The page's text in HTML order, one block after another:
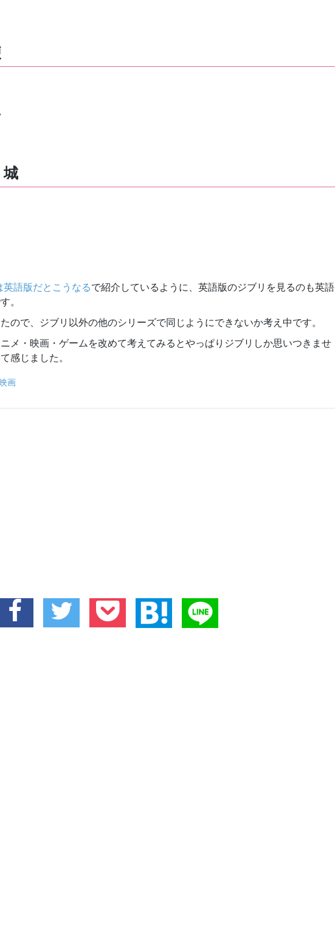
城
語版だとこうなるで紹介しているように、英語版のジブリを見るのも英語
。
ので、ジブリ以外の他のシリーズで同じようにできないか考え中です。
メ・映画・ゲームを改めて考えてみるとやっぱりジブリしか思いつきませ
感じました。
画